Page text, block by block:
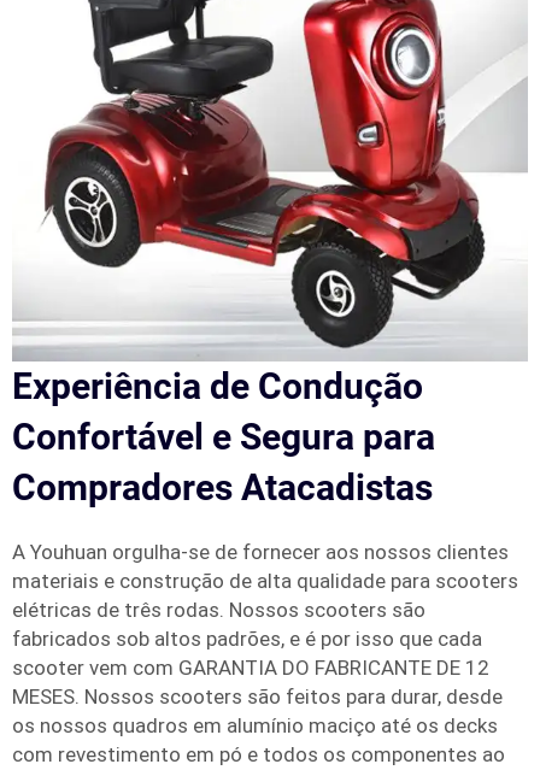
Experiência de Condução
Confortável e Segura para
Compradores Atacadistas
A Youhuan orgulha-se de fornecer aos nossos clientes
materiais e construção de alta qualidade para scooters
elétricas de três rodas. Nossos scooters são
fabricados sob altos padrões, e é por isso que cada
scooter vem com GARANTIA DO FABRICANTE DE 12
MESES. Nossos scooters são feitos para durar, desde
os nossos quadros em alumínio maciço até os decks
com revestimento em pó e todos os componentes ao